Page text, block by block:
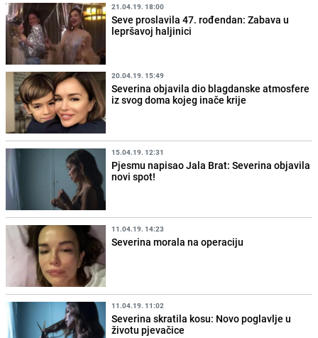
21.04.19. 18:00
Seve proslavila 47. rođendan: Zabava u
lepršavoj haljinici
20.04.19. 15:49
Severina objavila dio blagdanske atmosfere
iz svog doma kojeg inače krije
15.04.19. 12:31
Pjesmu napisao Jala Brat: Severina objavila
novi spot!
11.04.19. 14:23
Severina morala na operaciju
11.04.19. 11:02
Severina skratila kosu: Novo poglavlje u
životu pjevačice